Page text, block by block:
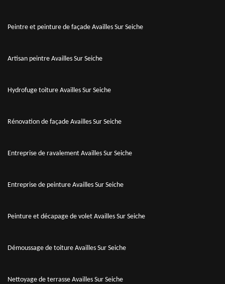
Peintre et peinture de façade Availles Sur Seiche
Artisan peintre Availles Sur Seiche
Hydrofuge toiture Availles Sur Seiche
Rénovation de façade Availles Sur Seiche
Entreprise de ravalement Availles Sur Seiche
Entreprise de peinture Availles Sur Seiche
Peinture et décapage de volet Availles Sur Seiche
Démoussage de toiture Availles Sur Seiche
Nettoyage de terrasse Availles Sur Seiche